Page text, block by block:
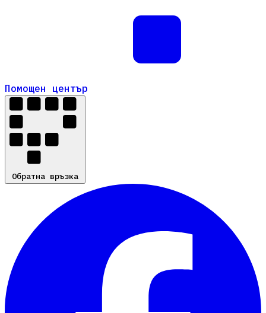
Помощен център
Помощен център
Обратна връзка
Обратна връзка